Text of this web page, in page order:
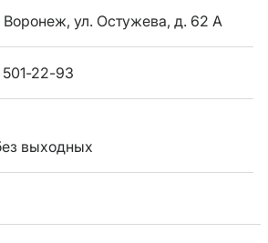
Воронеж, ул. Остужева, д. 62 А
501-22-93
выходных